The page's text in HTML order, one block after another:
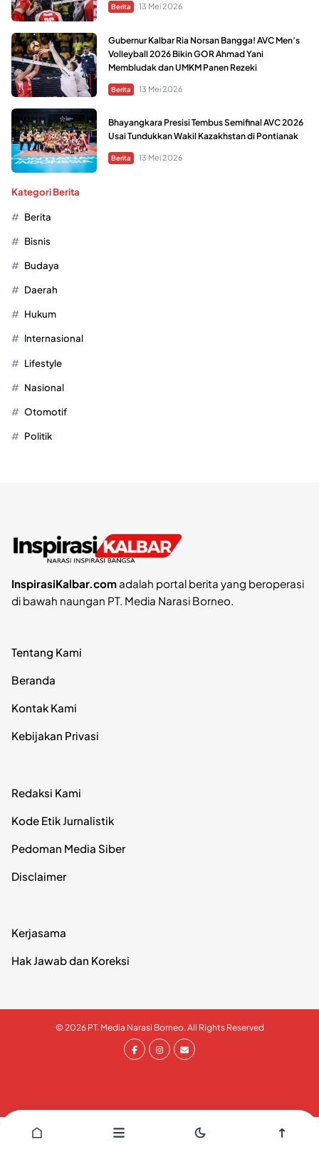
Berita 13 Mei 2026
Gubernur Kalbar Ria Norsan Bangga! AVC Men’s
Volleyball 2026 Bikin GOR Ahmad Yani
Membludak dan UMKM Panen Rezeki
Berita 13 Mei 2026
Bhayangkara Presisi Tembus Semifinal AVC 2026
Usai Tundukkan Wakil Kazakhstan di Pontianak
Berita 13 Mei 2026
Kategori Berita
Berita
Bisnis
Budaya
Daerah
Hukum
Internasional
Lifestyle
Nasional
Otomotif
Politik
InspirasiKalbar.comadalah portal berita yang beroperasi
di bawah naungan PT. Media Narasi Borneo.
Tentang Kami
Beranda
Kontak Kami
Kebijakan Privasi
Redaksi Kami
Kode Etik Jurnalistik
Pedoman Media Siber
Disclaimer
Kerjasama
Hak Jawab dan Koreksi
© 2026 PT. Media Narasi Borneo. All Rights Reserved
// Tells WordPress to load the WordPress theme and inpput